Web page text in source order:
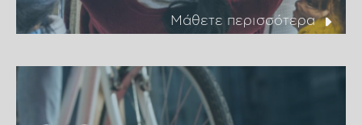
Μάθετε περισσότερα